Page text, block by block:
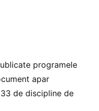
programele
apar
de discipline de